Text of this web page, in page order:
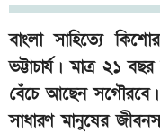
বাংলা সাহিত্যে
ভট্টাচার্য। মাত্র ২১
বেঁচে আছেন
সাধারণ মানুষের